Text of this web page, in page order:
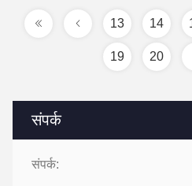
संपर्क
संपर्क:
13 14
19 20